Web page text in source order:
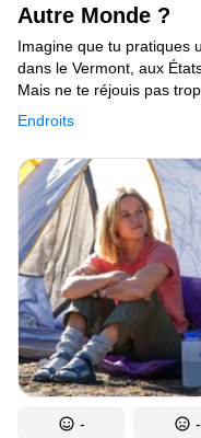
Autre Monde ?
Endroits
Imagine que tu pratiques
dans le Vermont, aux
Mais ne te réjouis pas
de t’attaquer à la Long
Eh bien, disons que si tu
la vedette d’un véritable
- -